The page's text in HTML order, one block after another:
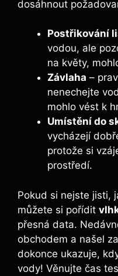
dosáhnout
Postřikování
vodou, ale
na květy,
Závlaha –
nenechejte
mohlo vést k
Umístění do
vycházejí
protože si
prostředí.
Pokud si nejste jisti,
můžete si pořídit
přesná data.
obchodem a našel
dokonce ukazuje,
vody! Věnujte čas